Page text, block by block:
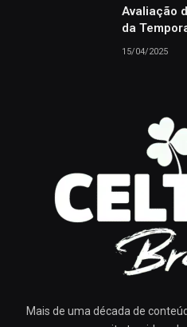
Avaliação
da
15/04/2025
Mais de uma década de